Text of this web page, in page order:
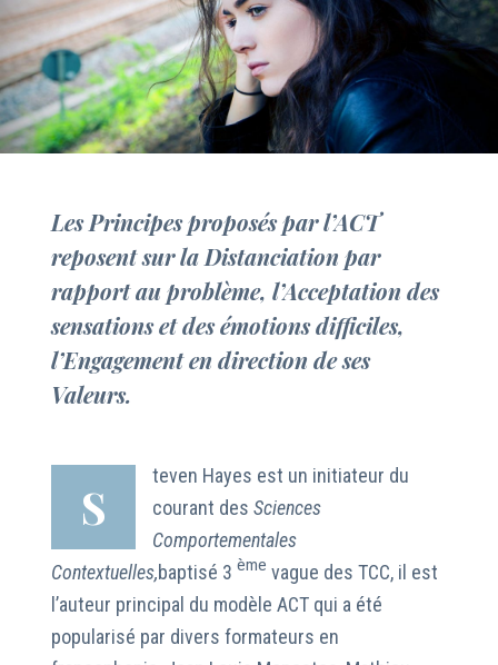
Les Principes proposés par l’ACT
reposent sur la Distanciation par
rapport au problème, l’Acceptation des
sensations et des émotions difficiles,
l’Engagement en direction de ses
Valeurs.
S
teven Hayes est un initiateur du
courant desSciences
Comportementales
Contextuelles,baptisé 3ème vague des TCC, il est
l’auteur principal du modèle ACT qui a été
popularisé par divers formateurs en